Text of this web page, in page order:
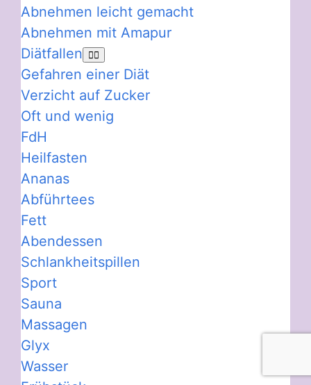
Abnehmen leicht gemacht
Abnehmen mit Amapur
Diätfallen
Gefahren einer Diät
Verzicht auf Zucker
Oft und wenig
FdH
Heilfasten
Ananas
Abführtees
Fett
Abendessen
Schlankheitspillen
Sport
Sauna
Massagen
Glyx
Wasser